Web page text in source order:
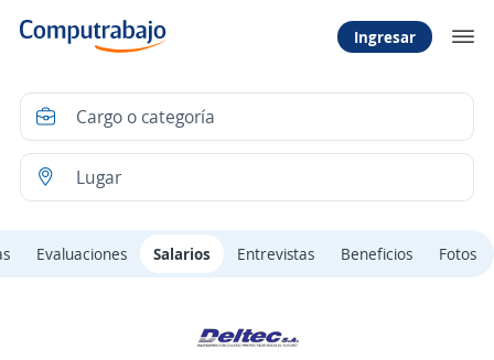
Ingresar
Evaluaciones Salarios Entrevistas Beneficios Fotos